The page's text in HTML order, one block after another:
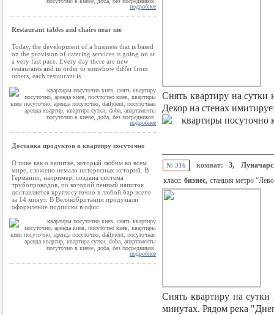
подробнее
Restaurant tables and chairs near me
Today, the development of a business that is based
on the provision of catering services is going on at
a very fast pace. Every day there are new
restaurants and in order to somehow differ from
others, each restaurant is
подробнее
Доставка продуктов в квартиру посуточно
О пиве как о напитке, который любим во всем
мире, сложено немало интересных историй. В
Германии, например, создана система
трубопроводов, по которой пенный напиток
доставляется круглосуточно в любой бар всего
за 14 минут. В Великобритании придумали
оформление подписки в офис.
подробнее
Снять квартиру на сутки
Декор на стенах
№ 316 комнат: 3,
класс: бизнес, станция метро
Снять квартиру на
минутах. Рядом река